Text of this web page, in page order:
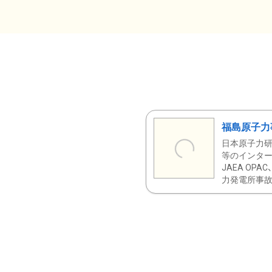
福島原子
日本原子力
等のインタ
JAEA OPAC
力発電所事